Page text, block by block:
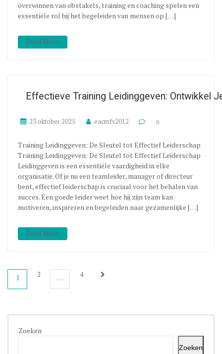
overwinnen van obstakels, training en coaching spelen een
essentiële rol bij het begeleiden van mensen op […]
Read More
Effectieve Training Leidinggeven: Ontwikkel
23 oktober 2025 eacmfs2012 0
Training Leidinggeven: De Sleutel tot Effectief Leiderschap
Training Leidinggeven: De Sleutel tot Effectief Leiderschap
Leidinggeven is een essentiële vaardigheid in elke
organisatie. Of je nu een teamleider, manager of directeur
bent, effectief leiderschap is cruciaal voor het behalen van
succes. Een goede leider weet hoe hij zijn team kan
motiveren, inspireren en begeleiden naar gezamenlijke […]
Read More
Berichtnavigatie
1 2 … 4
Zoeken
Zoeken